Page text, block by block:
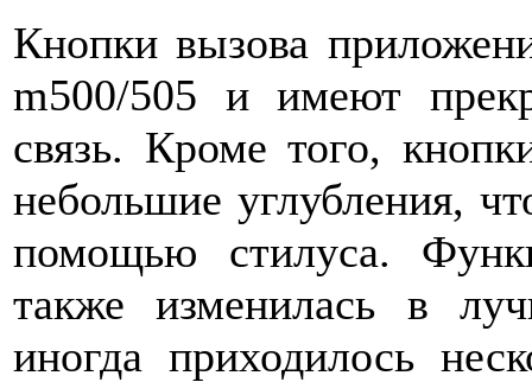
Кнопки вызова
m500/505 и имеют
связь. Кроме того,
небольшие углубления,
помощью стилуса.
также изменилась в
иногда приходилось